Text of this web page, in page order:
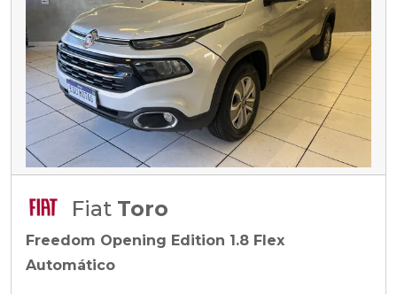
Fiat Toro
Freedom Opening Edition 1.8 Flex
Automático